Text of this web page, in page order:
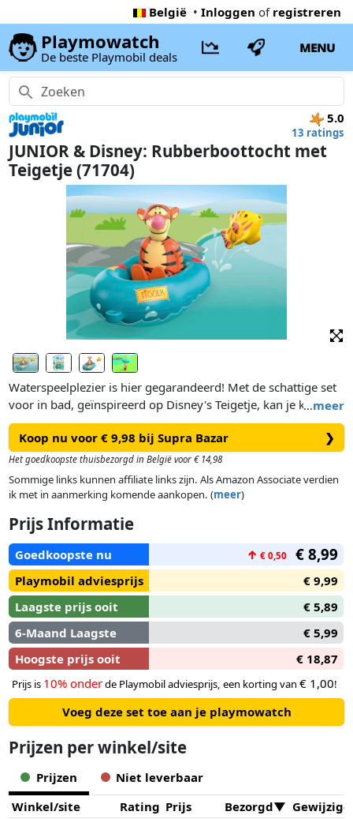
België • Inloggen of registreren
Playmowatch
De beste Playmobil deals
MENU
5.0
13 ratings
JUNIOR & Disney: Rubberboottocht met
Teigetje (71704)
…meer
Waterspeelplezier is hier gegarandeerd! Met de schattige set
voor in bad, geïnspireerd op Disney's Teigetje, kan je kindje
spelenderwijs zijn of haar eerste ontdekkingen in het water
doen. Je kindje traint al spelend gemakkelijk de fijne motoriek
en eventuele angst voor water verdwijnt in een mum van tijd.
Laat je kind op een groot avontuur gaan met Teigetje!
grappige tijgervis verschijnt, wie vangt hem als eerste?
Koop nu voor € 9,98 bij Supra Bazar ❯
Het goedkoopste thuisbezorgd in België voor € 14,98
Sommige links kunnen affiliate links zijn. Als Amazon Associate verdien
ik met in aanmerking komende aankopen. (meer)
Prijs Informatie
Goedkoopste nu ↑ € 0,50 € 8,99
Playmobil adviesprijs
€ 9,99
Laagste prijs ooit
€ 5,89
6-Maand Laagste
€ 5,99
Hoogste prijs ooit
€ 18,87
Prijs is 10% onderde Playmobil adviesprijs, een korting van € 1,00!
Voeg deze set toe aan je playmowatch
Prijzen per winkel/site
Prijzen
Niet leverbaar
Winkel/site
Rating Prijs Bezorgd
Gewijzigd